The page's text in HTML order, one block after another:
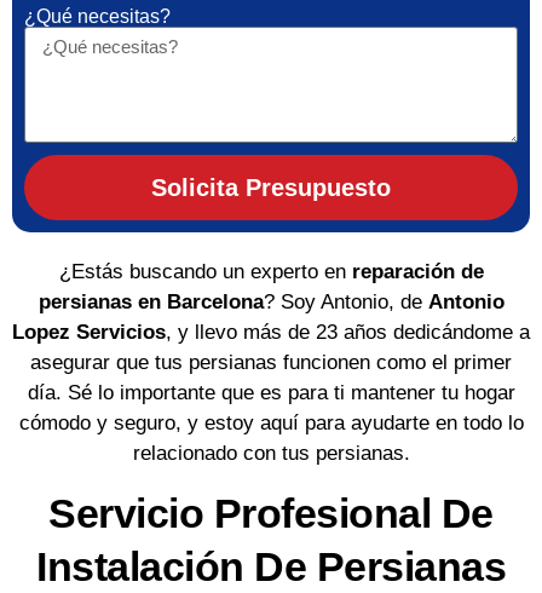
¿Qué necesitas?
Solicita Presupuesto
¿Estás buscando un experto en reparación de
persianas en Barcelona? Soy Antonio, de Antonio
Lopez Servicios, y llevo más de 23 años dedicándome a
asegurar que tus persianas funcionen como el primer
día. Sé lo importante que es para ti mantener tu hogar
cómodo y seguro, y estoy aquí para ayudarte en todo lo
relacionado con tus persianas.
Servicio Profesional De
Instalación De Persianas